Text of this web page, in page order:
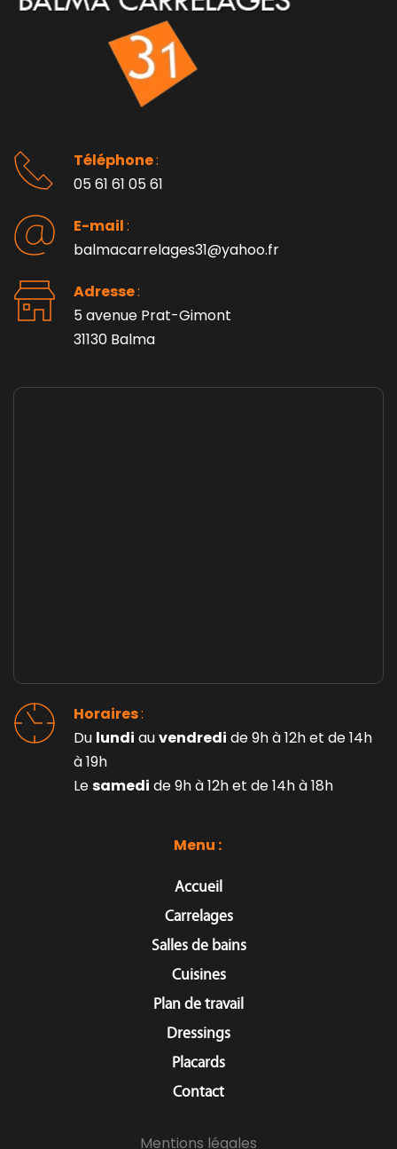
Menu :
Accueil
Carrelages
Salles de bains
Cuisines
Plan de travail
Dressings
Placards
Contact
Horaires :
Du lundi au vendredi de 9h à 12h et de 14h
à 19h
Le samedi de 9h à 12h et de 14h à 18h
Téléphone :
05 61 61 05 61
E-mail :
balmacarrelages31@yahoo.fr
Adresse :
5 avenue Prat-Gimont
31130 Balma
Mentions légales